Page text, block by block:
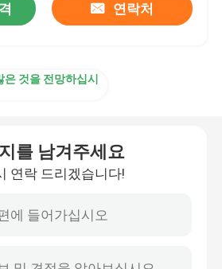
연락처
은 것을 전망하십시
를 남겨주세요
연락 드리겠습니다!